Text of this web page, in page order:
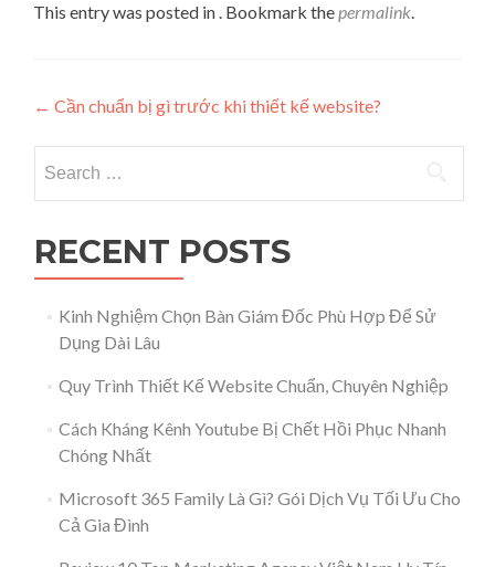
This entry was posted in . Bookmark thepermalink.
Post navigation
← Cần chuẩn bị gì trước khi thiết kế website?
RECENT POSTS
Kinh Nghiệm Chọn Bàn Giám Đốc Phù Hợp Để Sử
Dụng Dài Lâu
Quy Trình Thiết Kế Website Chuẩn, Chuyên Nghiệp
Cách Kháng Kênh Youtube Bị Chết Hồi Phục Nhanh
Chóng Nhất
Microsoft 365 Family Là Gì? Gói Dịch Vụ Tối Ưu Cho
Cả Gia Đình